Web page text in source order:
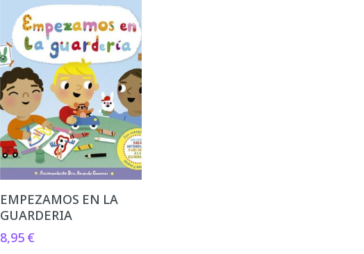
EMPEZAMOS EN LA
GUARDERIA
8,95 €